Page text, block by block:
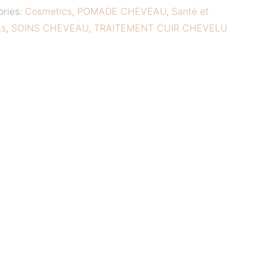
Cosmetics, POMADE CHEVEAU, Santé et
, SOINS CHEVEAU, TRAITEMENT CUIR CHEVELU